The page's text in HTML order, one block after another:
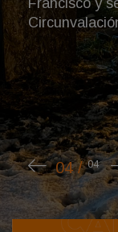
rápidamente
medios de
vende, man"